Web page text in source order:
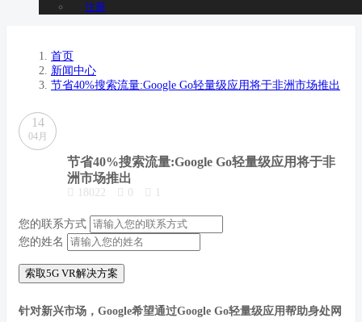
注册
首页
新闻中心
节省40%搜索流量:Google Go轻量级应用将于非洲市场推出
14
04月
节省40%搜索流量:Google Go轻量级应用将于非
洲市场推出
18022 0
您的联系方式
您的姓名
索取5G VR解决方案
针对新兴市场，Google希望通过Google Go轻量级应用帮助身处网